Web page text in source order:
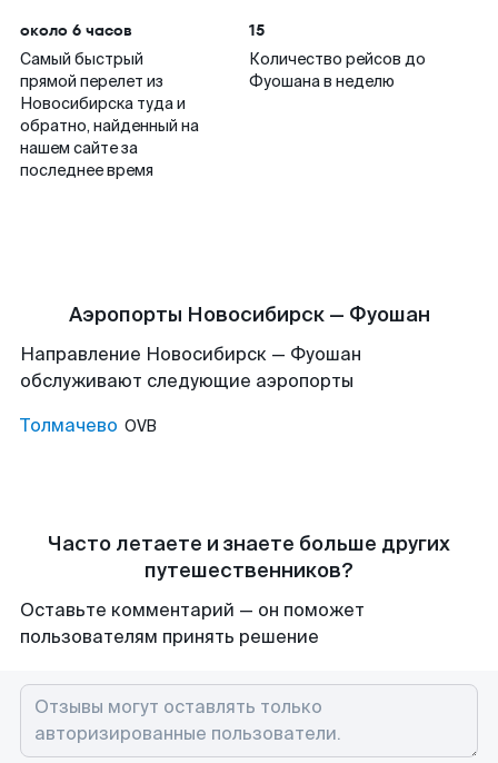
около 6 часов
Самый быстрый
прямой перелет из
Новосибирска туда и
обратно, найденный на
нашем сайте за
последнее время
15
Количество рейсов до
Фуошана в неделю
Аэропорты Новосибирск — Фуошан
Направление Новосибирск — Фуошан
обслуживают следующие аэропорты
Толмачево OVB
Часто летаете и знаете больше других
путешественников?
Оставьте комментарий — он поможет
пользователям принять решение